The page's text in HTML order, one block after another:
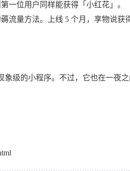
一位用户同样能获得「小红花」。
流量方法。上线 5 个月，享物说获
象级的小程序。不过，它也在一夜